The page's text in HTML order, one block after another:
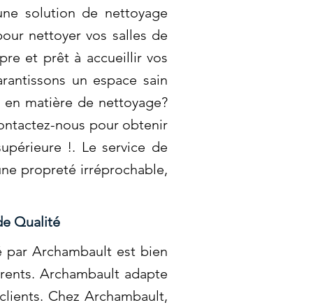
solution de nettoyage
nettoyer vos salles de
et prêt à accueillir vos
un espace sain
matière de nettoyage?
nous pour obtenir
!. Le service de
propreté irréprochable,
Qualité
par Archambault est bien
Archambault adapte
Chez Archambault,